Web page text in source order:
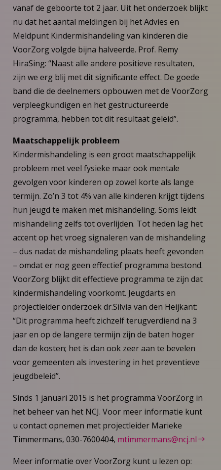
vanaf de geboorte tot 2 jaar. Uit het onderzoek blijkt
nu dat het aantal meldingen bij het Advies en
Meldpunt Kindermishandeling van kinderen die
VoorZorg volgde bijna halveerde. Prof. Remy
HiraSing: “Naast alle andere positieve resultaten,
zijn we erg blij met dit significante effect. De goede
band die de deelnemers opbouwen met de VoorZorg
verpleegkundigen en het gestructureerde
programma, hebben tot dit resultaat geleid”.
Maatschappelijk probleem
Kindermishandeling is een groot maatschappelijk
probleem met veel fysieke maar ook mentale
gevolgen voor kinderen op zowel korte als lange
termijn. Zo’n 3 tot 4% van alle kinderen krijgt tijdens
hun jeugd te maken met mishandeling. Soms leidt
mishandeling zelfs tot overlijden. Tot heden lag het
accent op het vroeg signaleren van de mishandeling
– dus nadat de mishandeling plaats heeft gevonden
– omdat er nog geen effectief programma bestond.
VoorZorg blijkt dit effectieve programma te zijn dat
kindermishandeling voorkomt. Jeugdarts en
projectleider onderzoek dr.Silvia van den Heijkant:
“Dit programma heeft zichzelf terugverdiend na 3
jaar en op de langere termijn zijn de baten hoger
dan de kosten; het is dan ook zeer aan te bevelen
voor gemeenten als investering in het preventieve
jeugdbeleid”.
Sinds 1 januari 2015 is het programma VoorZorg in
het beheer van het NCJ. Voor meer informatie kunt
u contact opnemen met projectleider Marieke
Timmermans, 030-7600404, mtimmermans@ncj.nl
Meer informatie over VoorZorg kunt u lezen op: